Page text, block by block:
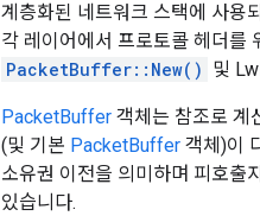
계층화된 네트워크 스택에 사용
각 레이어에서 프로토콜 헤더를
PacketBuffer::New() 및
PacketBuffer 객체는 참조로 계
(및 기본 PacketBuffer 객체)이
소유권 이전을 의미하며 피호출
있습니다.